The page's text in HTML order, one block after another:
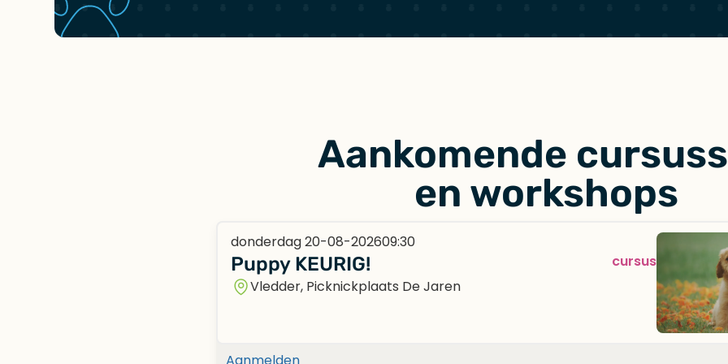
Aankomende
en workshops
donderdag 20-08-202609:30
Puppy KEURIG!
cursus
Vledder, Picknickplaats De Jaren
Aanmelden